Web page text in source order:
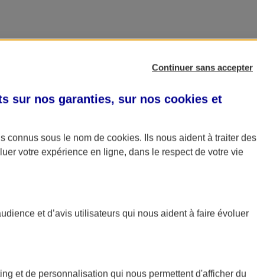
Continuer sans accepter
sur nos garanties, sur nos cookies et
connus sous le nom de cookies. Ils nous aident à traiter des
votre expérience en ligne, dans le respect de votre vie
et d’avis utilisateurs qui nous aident à faire évoluer
et de personnalisation qui nous permettent d'afficher du